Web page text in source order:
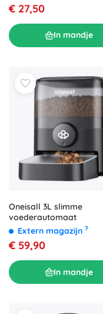
€ 27,50
In mandje
Oneisall 3L slimme
voederautomaat
Extern magazijn ?
€ 59,90
In mandje